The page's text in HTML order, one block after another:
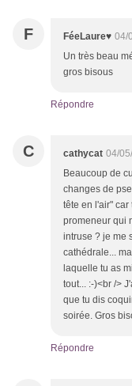
F FéeLaure♥ 04/
Un très beau
gros bisous
Répondre
C cathycat 04/
Beaucoup de
changes de
tête en l'air"
promeneur qui
intruse ? je me
cathédrale...
laquelle tu as
tout... :-)<br />
que tu dis
soirée. Gros
Répondre